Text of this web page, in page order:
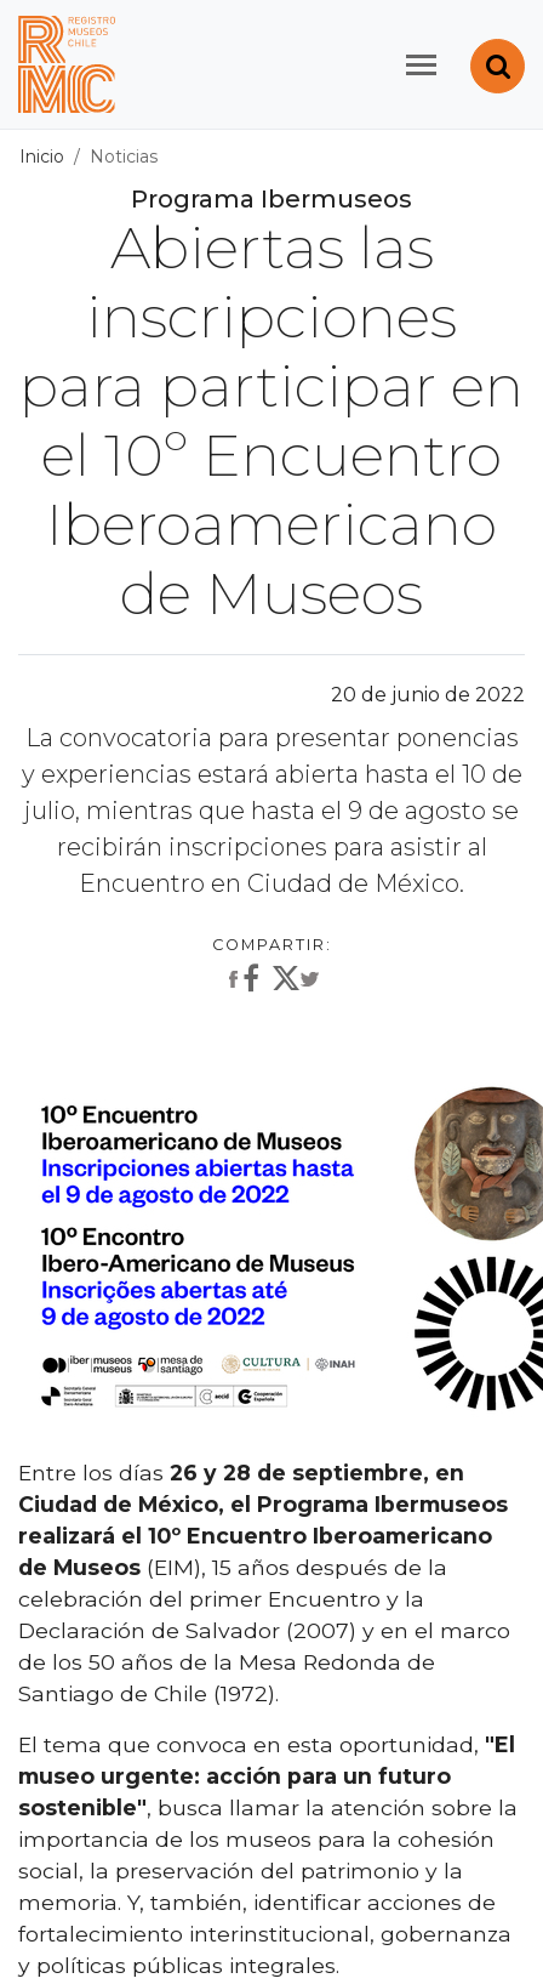
Contenido principal
Registro de Museos
Inicio Noticias
Programa Ibermuseos
Abiertas las
inscripciones
para participar en
el 10º Encuentro
Iberoamericano
de Museos
20 de junio de 2022
La convocatoria para presentar ponencias
y experiencias estará abierta hasta el 10 de
julio, mientras que hasta el 9 de agosto se
recibirán inscripciones para asistir al
Encuentro en Ciudad de México.
Entre los días 26 y 28 de septiembre, en
Ciudad de México, el Programa Ibermuseos
realizará el 10º Encuentro Iberoamericano
de Museos (EIM), 15 años después de la
celebración del primer Encuentro y la
Declaración de Salvador (2007) y en el marco
de los 50 años de la Mesa Redonda de
Santiago de Chile (1972).
El tema que convoca en esta oportunidad, "El
museo urgente: acción para un futuro
sostenible", busca llamar la atención sobre la
importancia de los museos para la cohesión
social, la preservación del patrimonio y la
memoria. Y, también, identificar acciones de
fortalecimiento interinstitucional, gobernanza
y políticas públicas integrales.